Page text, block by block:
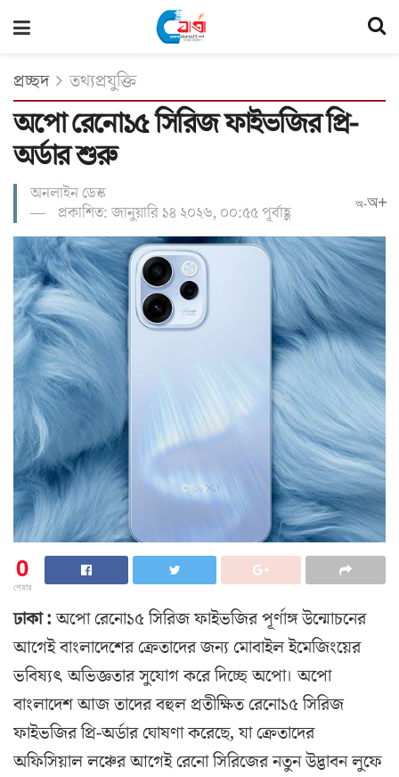
প্রচ্ছদ তথ্যপ্রযুক্তি
অপো রেনো১৫ সিরিজ ফাইভজির প্রি-
অর্ডার শুরু
অনলাইন ডেস্ক
প্রকাশিত: জানুয়ারি ১৪ ২০২৬, ০০:৫৫ পূর্বাহ্ণ
অ-অ+
0
শেয়ার
ঢাকা :অপো রেনো১৫ সিরিজ ফাইভজির পূর্ণাঙ্গ উন্মোচনের
আগেই বাংলাদেশের ক্রেতাদের জন্য মোবাইল ইমেজিংয়ের
ভবিষ্যৎ অভিজ্ঞতার সুযোগ করে দিচ্ছে অপো। অপো
বাংলাদেশ আজ তাদের বহুল প্রতীক্ষিত রেনো১৫ সিরিজ
ফাইভজির প্রি-অর্ডার ঘোষণা করেছে, যা ক্রেতাদের
অফিসিয়াল লঞ্চের আগেই রেনো সিরিজের নতুন উদ্ভাবন লুফে